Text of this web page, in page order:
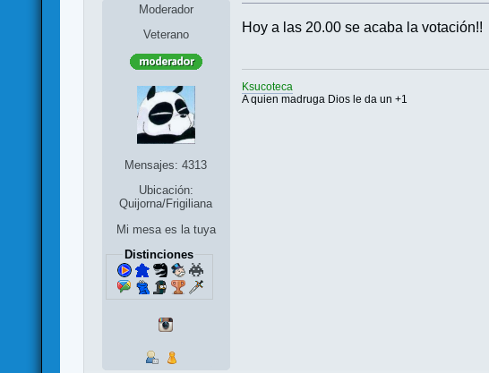
Moderador
Veterano
Mensajes: 4313
Ubicación:
Quijorna/Frigiliana
Mi mesa es la tuya
Distinciones
Hoy a las 20.00 se acaba la votación!!
Ksucoteca
A quien madruga Dios le da un +1